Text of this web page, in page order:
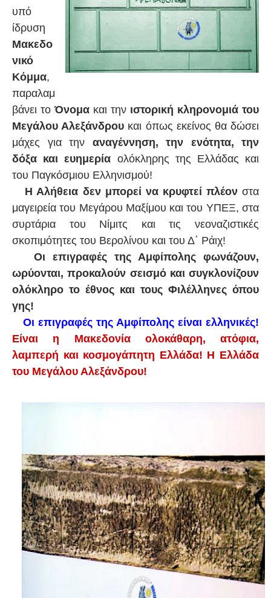
υπό
ίδρυση
Μακεδο
νικό
Κόμμα,
παραλαμ
βάνει τοΌνομα και την ιστορική κληρονομιά του
Μεγάλου Αλεξάνδρου και όπως εκείνος θα δώσει
μάχες για την αναγέννηση, την ενότητα, την
δόξα και ευημερία ολόκληρης της Ελλάδας και
του Παγκόσμιου Ελληνισμού!
Η Αλήθεια δεν μπορεί να κρυφτεί πλέονστα
μαγειρεία του Μεγάρου Μαξίμου και του ΥΠΕΞ, στα
συρτάρια του Νίμιτς και τις νεοναζιστικές
σκοπιμότητες του Βερολίνου και του Δ΄ Ράιχ!
Οι επιγραφές της Αμφίπολης φωνάζουν,
ωρύονται, προκαλούν σεισμό και συγκλονίζουν
ολόκληρο το έθνος και τους Φιλέλληνες όπου
γης!
Οι επιγραφές της Αμφίπολης είναι ελληνικές!
Είναι η Μακεδονία ολοκάθαρη, ατόφια,
λαμπερή και κοσμογάπητη Ελλάδα! Η Ελλάδα
του Μεγάλου Αλεξάνδρου!